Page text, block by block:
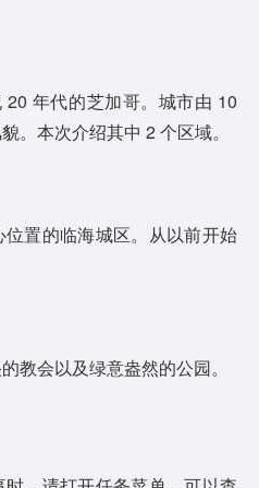
年代的芝加哥。城市由 10
。本次介绍其中 2 个区域。
置的临海城区。从以前开始
教会以及绿意盎然的公园。